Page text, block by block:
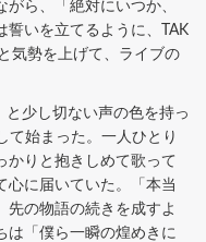
ら、「絶対にいつか、
誓いを立てるように、TAK
気勢を上げて、ライブの
少し切ない声の色を持っ
て始まった。一人ひとり
かりと抱きしめて歌って
心に届いていた。「本当
先の物語の続きを成すよ
は「僕ら一瞬の煌めきに